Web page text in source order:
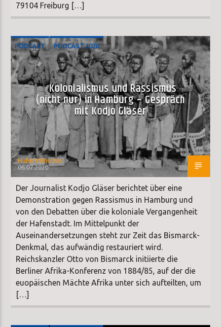
79104 Freiburg […]
PODCAST PODCAST 2020
Kolonialismus und Rassismus
(nicht nur) in Hamburg – Gespräch
mit Kodjo Gläser
Hubert Brieden
06.07.2020
Der Journalist Kodjo Gläser berichtet über eine
Demonstration gegen Rassismus in Hamburg und
von den Debatten über die koloniale Vergangenheit
der Hafenstadt. Im Mittelpunkt der
Auseinandersetzungen steht zur Zeit das Bismarck-
Denkmal, das aufwändig restauriert wird.
Reichskanzler Otto von Bismarck initiierte die
Berliner Afrika-Konferenz von 1884/85, auf der die
euopäischen Mächte Afrika unter sich aufteilten, um
[…]